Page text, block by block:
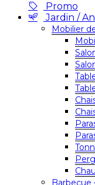
Promo
Jardin /
Mobilier
Barbecue